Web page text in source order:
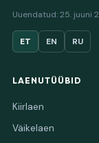
Uuendatud: 25. juuni
ET EN RU
LAENUTÜÜBID
Kiirlaen
Väikelaen